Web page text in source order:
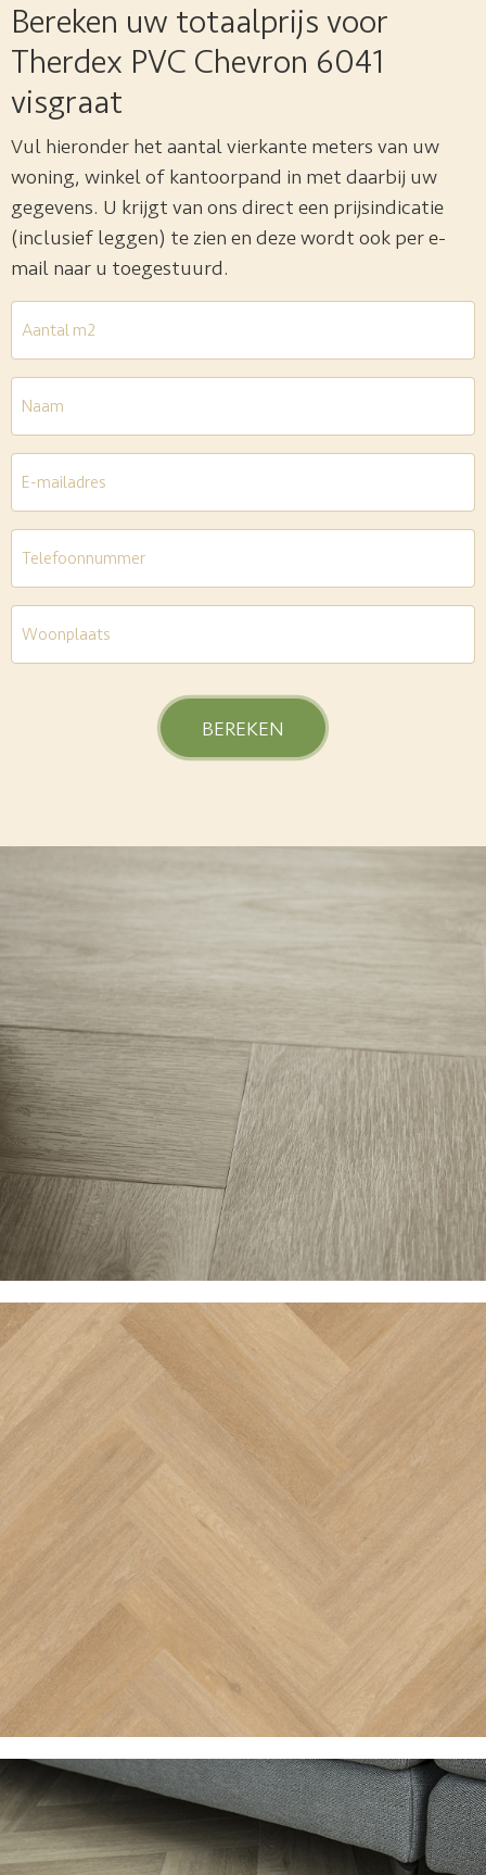
Bereken uw totaalprijs voor
Therdex PVC Chevron 6041
visgraat
Vul hieronder het aantal vierkante meters van uw
woning, winkel of kantoorpand in met daarbij uw
gegevens. U krijgt van ons direct een prijsindicatie
(inclusief leggen) te zien en deze wordt ook per e-
mail naar u toegestuurd.
m2 *
mailadres *